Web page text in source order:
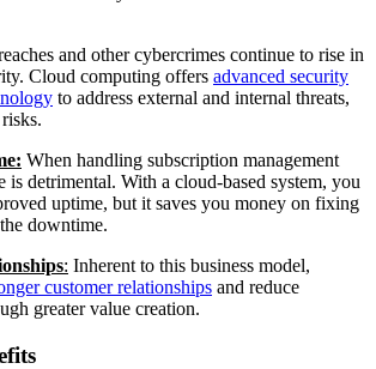
and other cybercrimes continue to rise in
Cloud computing offers advanced security
to address external and internal threats,
When handling subscription management
is detrimental. With a cloud-based system, you
uptime, but it saves you money on fixing
downtime.
: Inherent to this business model,
customer relationships and reduce
greater value creation.